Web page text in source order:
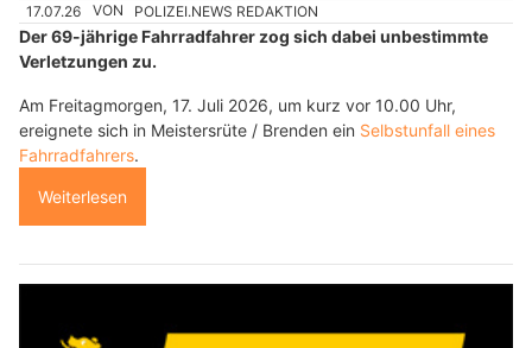
17.07.26 VON POLIZEI.NEWS REDAKTION
Der 69-jährige Fahrradfahrer zog sich dabei unbestimmte
Verletzungen zu.
Am Freitagmorgen, 17. Juli 2026, um kurz vor 10.00 Uhr,
ereignete sich in Meistersrüte / Brenden ein Selbstunfall eines
Fahrradfahrers.
Weiterlesen